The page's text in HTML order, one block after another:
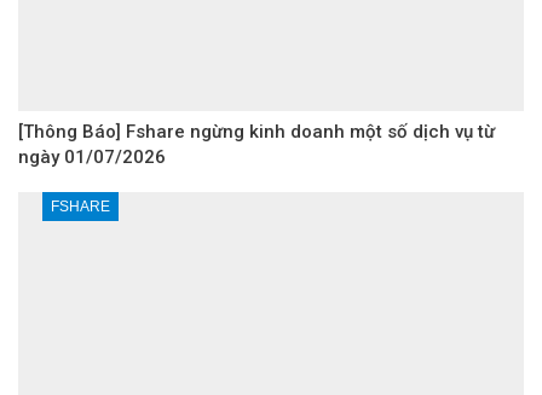
[Thông Báo] Fshare ngừng kinh doanh một số dịch vụ từ
ngày 01/07/2026
FSHARE